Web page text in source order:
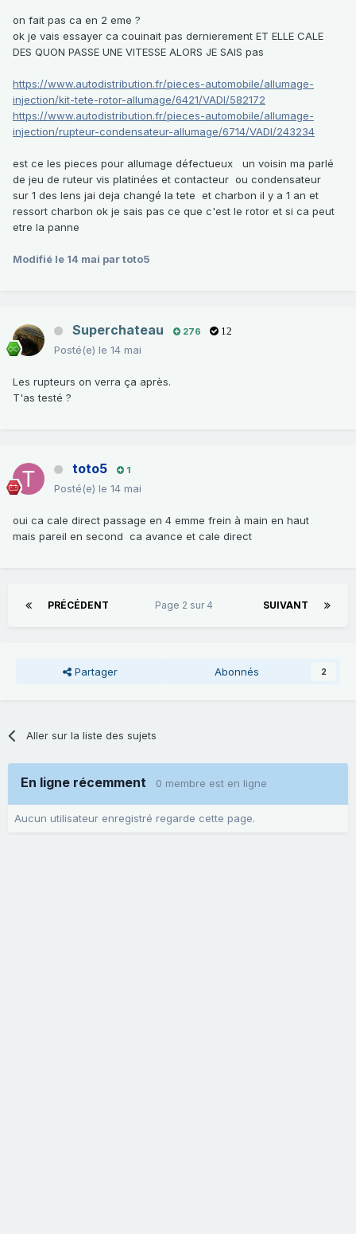
on fait pas ca en 2 eme ?
ok je vais essayer ca couinait pas dernierement ET ELLE CALE
DES QUON PASSE UNE VITESSE ALORS JE SAIS pas
https://www.autodistribution.fr/pieces-automobile/allumage-
injection/kit-tete-rotor-allumage/6421/VADI/582172
https://www.autodistribution.fr/pieces-automobile/allumage-
injection/rupteur-condensateur-allumage/6714/VADI/243234
est ce les pieces pour allumage défectueux un voisin ma parlé
de jeu de ruteur vis platinées et contacteur ou condensateur
sur 1 des lens jai deja changé la tete et charbon il y a 1 an et
ressort charbon ok je sais pas ce que c'est le rotor et si ca peut
etre la panne
Modifié le 14 mai par toto5
Superchateau 276 12
Posté(e) le 14 mai
Les rupteurs on verra ça après.
T'as testé ?
toto5 1
Posté(e) le 14 mai
oui ca cale direct passage en 4 emme frein à main en haut
mais pareil en second ca avance et cale direct
PRÉCÉDENT SUIVANT
Page 2 sur 4
Partager Abonnés 2
Aller sur la liste des sujets
En ligne récemment 0 membre est en ligne
Aucun utilisateur enregistré regarde cette page.